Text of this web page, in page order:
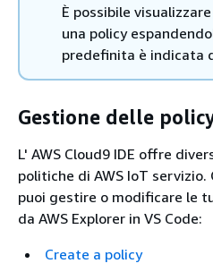
È possibile
una policy
predefinita è indicata
Gestione delle
L' AWS Cloud9 IDE offre
politiche di AWS IoT
puoi gestire o modificare le
da AWS Explorer in VS Code:
Create a policy